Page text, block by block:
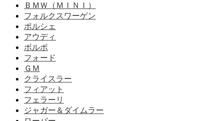
ＢＭＷ（ＭＩＮＩ）
フォルクスワーゲン
ポルシェ
アウディ
ボルボ
フォード
ＧＭ
クライスラー
フィアット
フェラーリ
ジャガー＆ダイムラー